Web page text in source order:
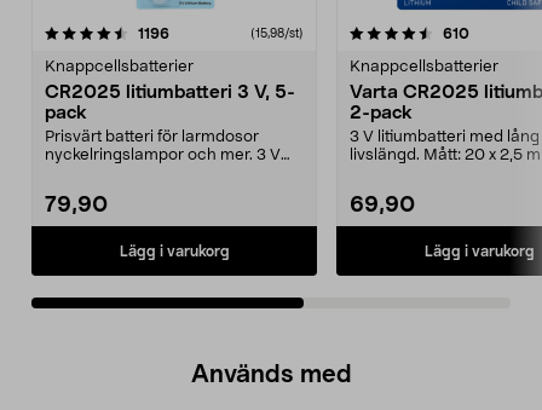
1196recensioner (15,98/st)
Knappcellsbatterier
CR2025 litiumbatteri 3 V, 5-
pack
Prisvärt batteri för larmdosor
nyckelringslampor och mer. 3 V
79,90
Lägg i varukorg
4.5av 5 stjärnor 610
Knappcellsbatterier
Varta CR2025
2-pack
3 V litiumbatteri med lång
livslängd. Mått: 20 x 2,5
69,90
Lägg i varukorg
4.5av 5 stjärnor
Används med